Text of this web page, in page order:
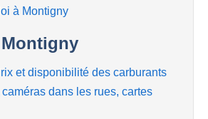
à Montigny
et disponibilité des carburants
dans les rues, cartes